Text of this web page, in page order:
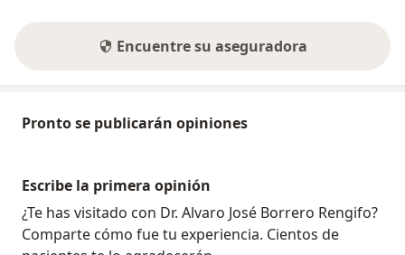
Encuentre su aseguradora
Pronto se publicarán opiniones
Escribe la primera opinión
¿Te has visitado con Dr. Alvaro José Borrero Rengifo?
Comparte cómo fue tu experiencia. Cientos de